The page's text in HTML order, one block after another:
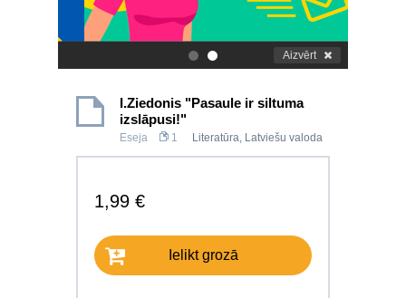
. Aizvērt
I.Ziedonis "Pasaule ir siltuma
izslāpusi!"
Eseja 1 Literatūra, Latviešu valoda
1,99 €
Ielikt grozā